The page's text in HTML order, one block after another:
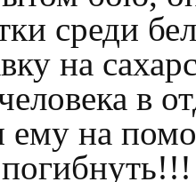
среди
на
в
ему на